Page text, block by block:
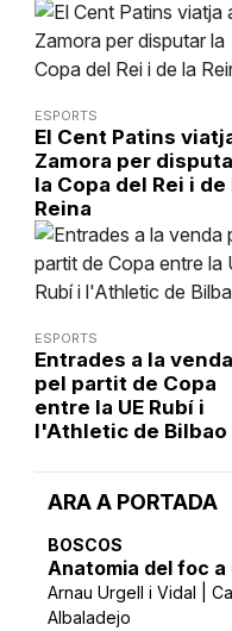
ARA A PORTADA
BOSCOS
Anatomia del foc a
Arnau Urgell i Vidal |
Albaladejo
ESPORTS
El Cent Patins
Zamora per
la Copa del Rei i de
Reina
ESPORTS
Entrades a la venda
pel partit de Copa
entre la UE Rubí i
l'Athletic de Bilbao